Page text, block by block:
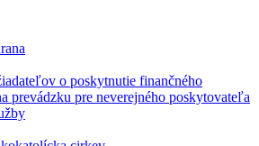
o poskytnutie finančného
prevádzku pre neverejného poskytovateľa